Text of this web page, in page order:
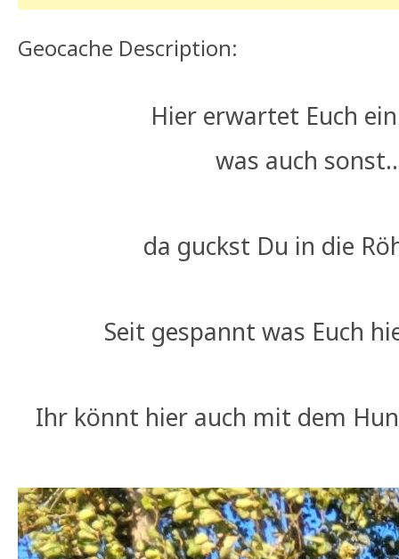
Geocache Description:
Hier erwartet Euch
was auch
da guckst Du in die
Seit gespannt was Euch
Ihr könnt hier auch mit dem